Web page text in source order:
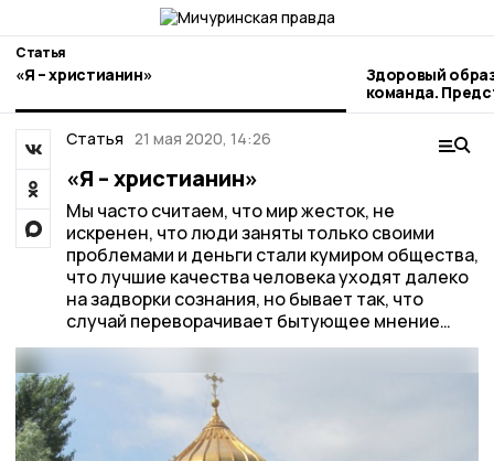
Статья
«Я – христианин»
Здоровый
команда.
наукограда
Статья 21 мая 2020, 14:26
«Я – христианин»
Мы часто считаем, что мир жесток, не
искренен, что люди заняты только своими
проблемами и деньги стали кумиром общества,
что лучшие качества человека уходят далеко
на задворки сознания, но бывает так, что
случай переворачивает бытующее мнение…